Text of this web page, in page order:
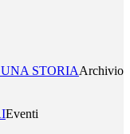
STORIAArchivio
Eventi